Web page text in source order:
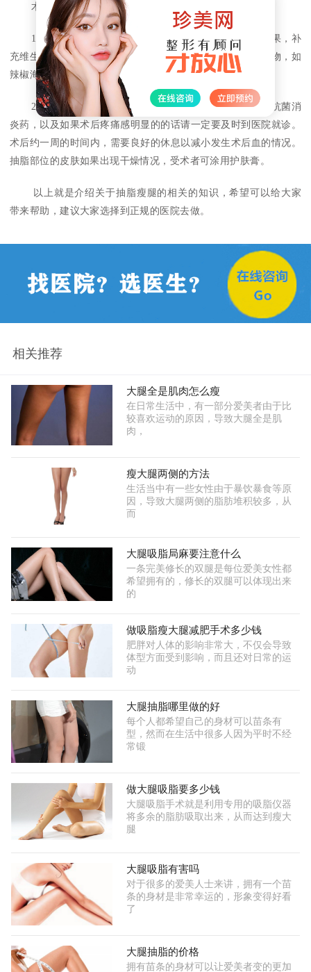
术后护理：
1、 吸脂手术后要控制好饮食，可以吃新鲜的蔬菜和水果，补
充维生素，少吃热能高，脂肪多的食物，少吃辛辣刺激性食物，如
辣椒海鲜等，不要吸烟饮酒，以免感染。
2、 腿部抽脂手术后的药物服用，遵医嘱口服一定量的抗菌消
炎药，以及如果术后疼痛感明显的的话请一定要及时到医院就诊。
术后约一周的时间内，需要良好的休息以减小发生术后血的情况。
抽脂部位的皮肤如果出现干燥情况，受术者可涂用护肤膏。
以上就是介绍关于抽脂瘦腿的相关的知识，希望可以给大家
带来帮助，建议大家选择到正规的医院去做。
相关推荐
大腿全是肌肉怎么瘦
在日常生活中，有一部分爱美者由于比
较喜欢运动的原因，导致大腿全是肌
肉，
瘦大腿两侧的方法
生活当中有一些女性由于暴饮暴食等原
因，导致大腿两侧的脂肪堆积较多，从
而
大腿吸脂局麻要注意什么
一条完美修长的双腿是每位爱美女性都
希望拥有的，修长的双腿可以体现出来
的
做吸脂瘦大腿减肥手术多少钱
肥胖对人体的影响非常大，不仅会导致
体型方面受到影响，而且还对日常的运
动
大腿抽脂哪里做的好
每个人都希望自己的身材可以苗条有
型，然而在生活中很多人因为平时不经
常锻
做大腿吸脂要多少钱
大腿吸脂手术就是利用专用的吸脂仪器
将多余的脂肪吸取出来，从而达到瘦大
腿
大腿吸脂有害吗
对于很多的爱美人士来讲，拥有一个苗
条的身材是非常幸运的，形象变得好看
了
大腿抽脂的价格
拥有苗条的身材可以让爱美者变的更加